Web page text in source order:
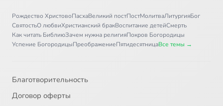
Рождество ХристовоПасхаВеликий постПостМолитваЛитургияБог
СвятостьО любвиХристианский бракВоспитание детейСмерть
Как читать БиблиюЗачем нужна религияПокров Богородицы
Успение БогородицыПреображениеПятидесятницаВсе темы →
Благотворительность
Договор оферты